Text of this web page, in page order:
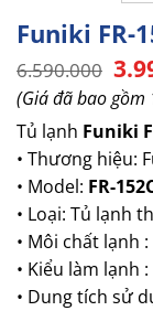
Funiki FR-
6.590.000 Giá
gốc
là:
(Giá đã bao gồm
Tủ lạnh Funiki
• Thương hiệu:
• Model: FR-
• Loại: Tủ lạnh
• Môi chất lạnh :
• Kiểu làm lạnh
• Dung tích sử